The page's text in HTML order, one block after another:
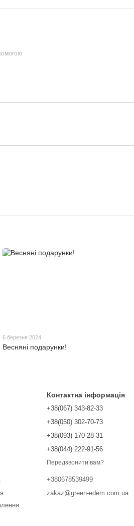
6 березня 2024
Весняні подарунки!
Контактна інформація
+38(067) 343-82-33
+38(050) 302-70-73
+38(093) 170-28-31
+38(044) 222-91-56
Передзвонити вам?
+380678539499
zakaz@green-edem.com.ua